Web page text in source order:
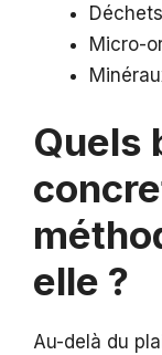
Micro-
Quels
elle ?
Au-delà du